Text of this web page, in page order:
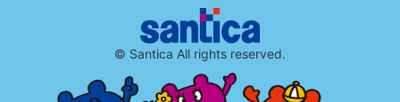
© Santica All rights reserved.